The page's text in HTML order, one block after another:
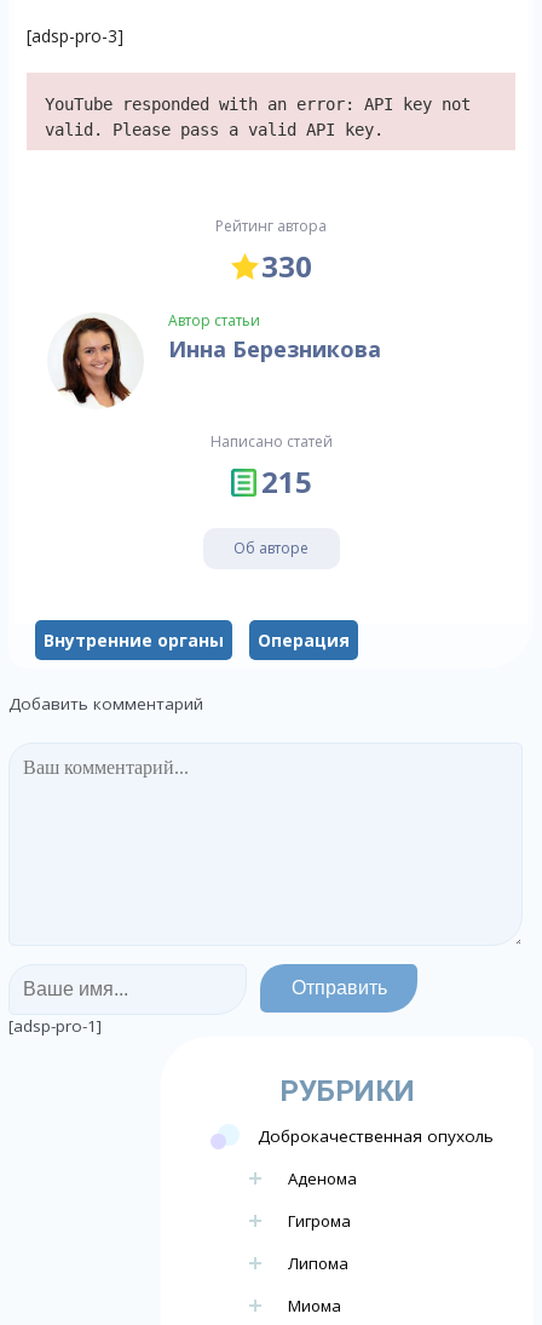
[adsp-pro-3]
YouTube responded with an error: API key not
valid. Please pass a valid API key.
Рейтинг автора
330
Автор статьи
Инна Березникова
Написано статей
215
Об авторе
Внутренние органы Операция
Добавить комментарий
[adsp-pro-1]
РУБРИКИ
Доброкачественная опухоль
Аденома
Гигрома
Липома
Миома